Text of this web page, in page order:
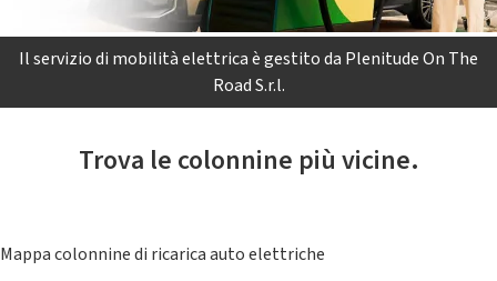
Il servizio di mobilità elettrica è gestito da Plenitude On The
Road S.r.l.
Trova le colonnine più vicine.
Mappa colonnine di ricarica auto elettriche